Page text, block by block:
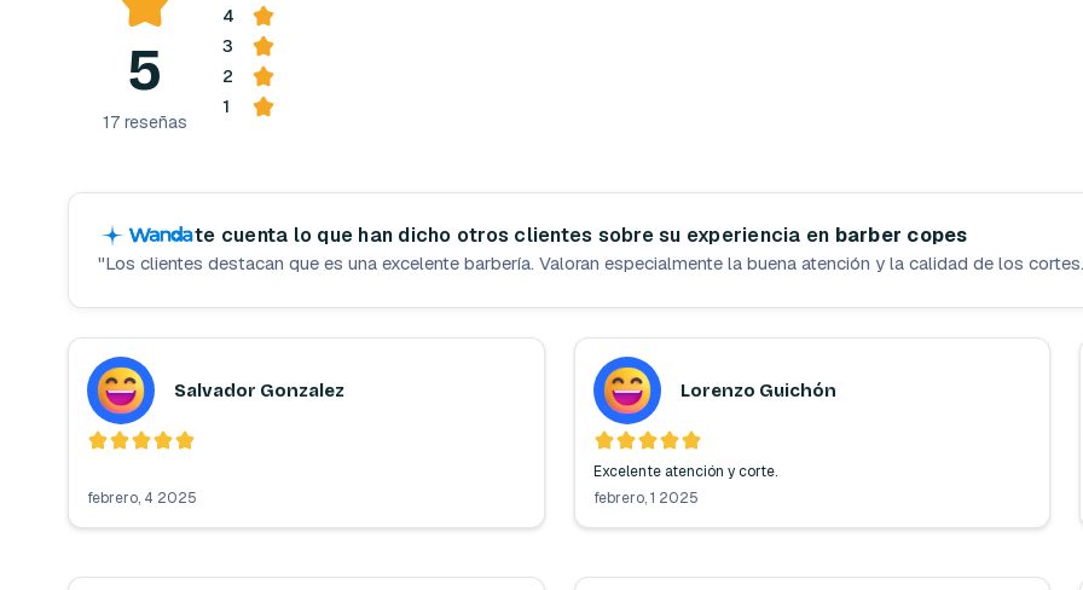
5
17 reseñas
4
3
2
1
te cuenta lo que han dicho otros clientes sobre su experiencia en barber copes
"Los clientes destacan que es una excelente barbería. Valoran especialmente la buena atención y la calidad de los cortes.
Salvador Gonzalez
febrero, 4 2025
Lorenzo Guichón
Excelente atención y corte.
febrero, 1 2025